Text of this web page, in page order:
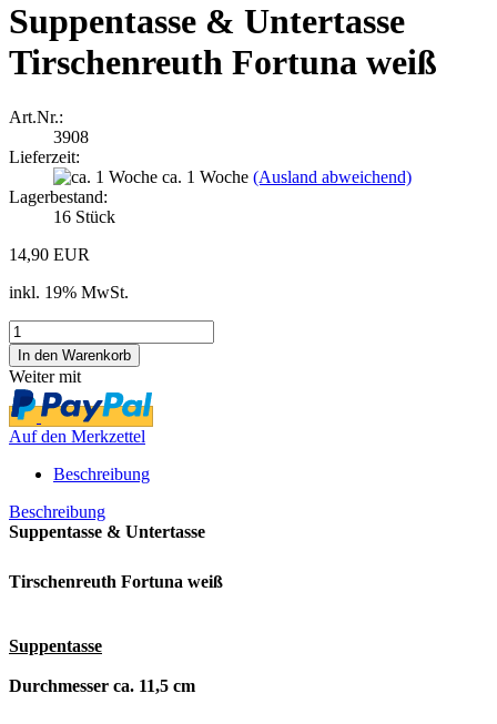
Suppentasse & Untertasse
Tirschenreuth Fortuna weiß
Art.Nr.:
3908
Lieferzeit:
ca. 1 Woche (Ausland abweichend)
Lagerbestand:
16 Stück
14,90 EUR
inkl. 19% MwSt.
Weiter mit
Auf den Merkzettel
Beschreibung
Beschreibung
Suppentasse & Untertasse
Tirschenreuth Fortuna weiß
Suppentasse
Durchmesser ca. 11,5 cm